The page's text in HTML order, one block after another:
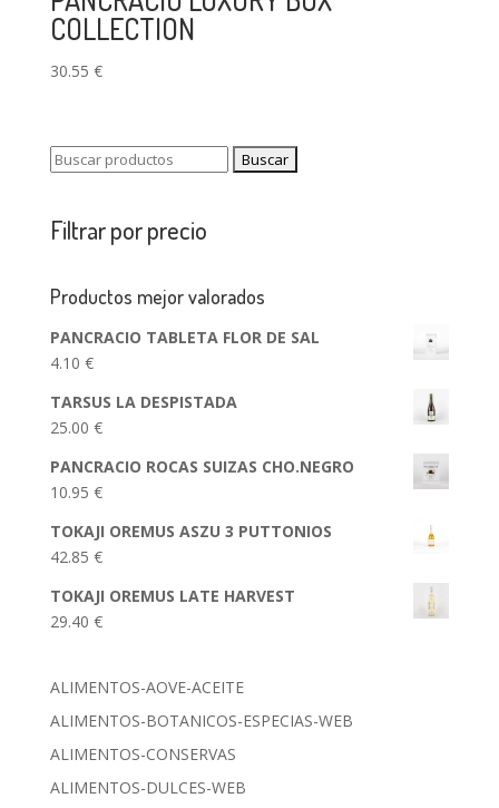
COLLECTION
30.55 €
Buscar:
Filtrar por precio
Productos mejor valorados
PANCRACIO TABLETA FLOR DE SAL
4.10 €
TARSUS LA DESPISTADA
25.00 €
PANCRACIO ROCAS SUIZAS CHO.NEGRO
10.95 €
TOKAJI OREMUS ASZU 3 PUTTONIOS
42.85 €
TOKAJI OREMUS LATE HARVEST
29.40 €
ALIMENTOS-AOVE-ACEITE
ALIMENTOS-BOTANICOS-ESPECIAS-WEB
ALIMENTOS-CONSERVAS
ALIMENTOS-DULCES-WEB